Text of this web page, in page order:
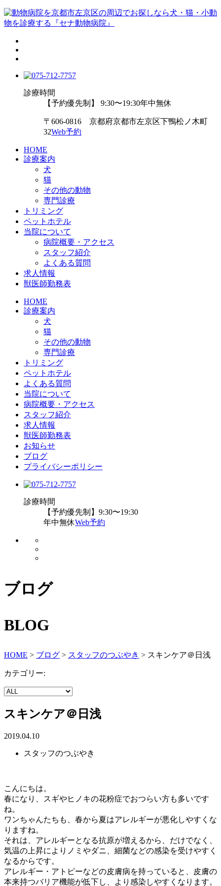
診療時間
【予約優先制】 9:30〜19:30年中無休
〒606-0816 京都府京都市左京区下鴨松ノ木町
32Web予約
HOME
診療案内
犬
猫
その他の動物
専門診療
トリミング
ペットホテル
当院について
病院概要・アクセス
スタッフ紹介
よくある質問
求人情報
獣医師勤務表
HOME
診療案内
犬
猫
その他の動物
専門診療
トリミング
ペットホテル
よくある質問
当院について
病院概要・アクセス
スタッフ紹介
求人情報
獣医師勤務表
お知らせ
ブログ
プライバシーポリシー
診療時間
【予約優先制】9:30〜19:30
年中無休Web予約
ブログ
BLOG
HOME > ブログ > スタッフのつぶやき > スキンケア＠日浅
カテゴリー:
スキンケア＠日浅
2019.04.10
スタッフのつぶやき
こんにちは。
春になり、スギやヒノキの花粉症でおつらい方も多いです
ね。
ワンちゃんたちも、春から夏はアレルギーが悪化しやすくな
りますね。
それは、アレルギーとなる抗原が増えるから、だけでなく、
気温の上昇によりノミやダニ、細菌などの感染を受けやすく
なるからです。
アレルギー・アトピーなどの皮膚病を持っていると、皮膚の
本来持つバリア機能が低下し、より感染しやすくなります。